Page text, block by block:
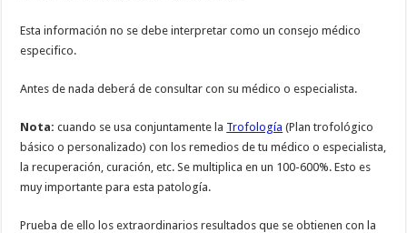
Esta información no se debe interpretar como un consejo médico
especifico.
Antes de nada deberá de consultar con su médico o especialista.
Nota:cuando se usa conjuntamente la Trofología (Plan trofológico
básico o personalizado) con los remedios de tu médico o especialista,
la recuperación, curación, etc. Se multiplica en un 100-600%. Esto es
muy importante para esta patología.
Prueba de ello los extraordinarios resultados que se obtienen con la